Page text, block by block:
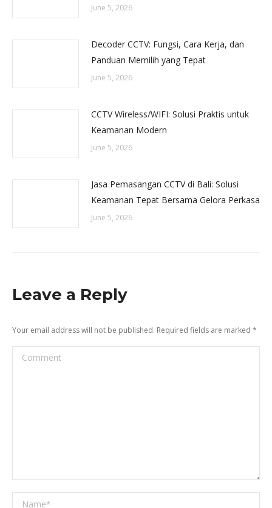
June 5, 2026
Decoder CCTV: Fungsi, Cara Kerja, dan
Panduan Memilih yang Tepat
June 5, 2026
CCTV Wireless/WIFI: Solusi Praktis untuk
Keamanan Modern
June 5, 2026
Jasa Pemasangan CCTV di Bali: Solusi
Keamanan Tepat Bersama Gelora Perkasa
June 5, 2026
Leave a Reply
Your email address will not be published. Required fields are marked *
Comment
Name *